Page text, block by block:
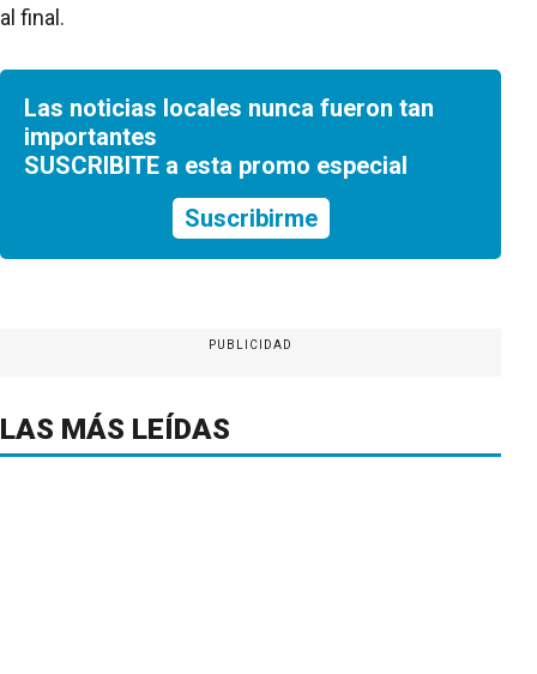
al final.
Las noticias locales nunca fueron tan
importantes
SUSCRIBITE a esta promo especial
Suscribirme
PUBLICIDAD
LAS MÁS LEÍDAS